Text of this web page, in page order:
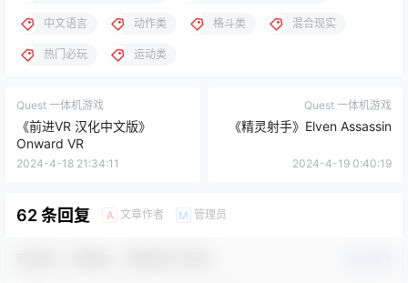
中文语言 动作类 格斗类 混合现实
热门必玩 运动类
Quest 一体机游戏
《前进VR 汉化中文版》
Onward VR
2024-4-18 21:34:11
Quest 一体机游戏
《精灵射手》Elven Assassin
2024-4-19 0:40:19
62 条回复 A 文章作者 M 管理员